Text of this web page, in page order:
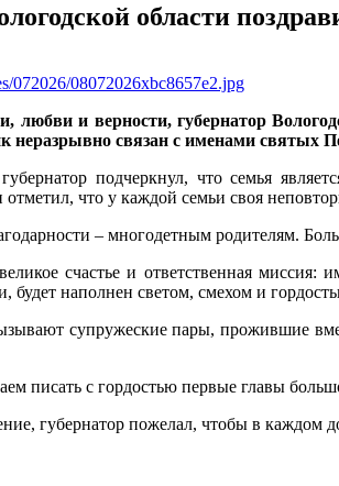
области
любви и верности, губернатор
неразрывно связан с именами
подчеркнул, что семья
отметил, что у каждой семьи своя
– многодетным родителям.
счастье и ответственная
будет наполнен светом, смехом и
супружеские пары, прожившие
писать с гордостью первые главы
губернатор пожелал, чтобы в каждом